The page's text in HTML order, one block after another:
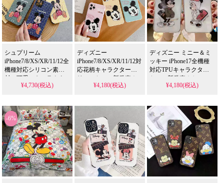
シュプリーム
iPhone7/8/XS/XR/11/12全
機種対応シリコン素
材、可愛いキャラクタ
ーデザイン。高校生に
イル。耐衝撃＆防水の
多機能仕様、かわいい
流行りデザイン。格安
で手に入り、
iPhone17pro/16promaxケ
ースとしても使える優
れもの！
¥4,730(税込)
ディズニー
iPhone7/8/XS/XR/11/12対
応花柄キャラクターシ
リコンケース新発売！
おしゃれで激安、女性
の多機能モデル。かわ
いいデザインが流行り
のスタイル、iPhone17ケ
ースとしても格安で使
える。
iPhone16pro/15promaxケ
ースとしてもおすす
¥4,180(税込)
ディズニー ミニー＆ミ
ッキー iPhone17全機種
対応TPUキャラクター
ケース新発売！かっこ
いいデザインで女性向
人気アイテム、耐衝撃
＆防水の多機能仕様。
かわいいキャラデザイ
ンが流行りのスタイ
ル、iPhone17ケースとし
て格安で手に入る。
iPhone16pro/15promaxケ
¥4,180(税込)
-6%